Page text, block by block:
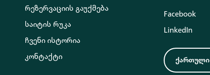
რეზერვაციის გაუქმება
საიტის რუკა
ჩვენი ისტორია
კონტაქტი
Facebook
LinkedIn
ქართული